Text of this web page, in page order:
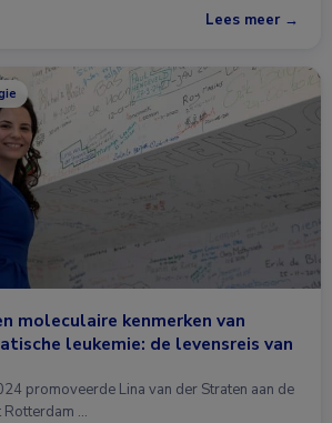
Lees meer →
moleculaire kenmerken van
leukemie: de levensreis van
promoveerde Lina van der Straten aan de
Rotterdam …